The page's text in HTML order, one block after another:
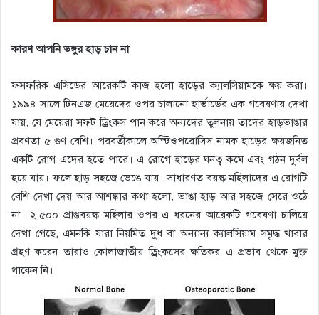
কারণ আপনি ভঙ্গুর হাড় চান না
ফসফরিক এসিডের আরেকটি কাজ হলো হাড়ের ক্যালসিয়ামকে ক্ষয় করা।
১৯৯৪ সালে টিনএজ মেয়েদের ওপর চালানো হার্ভার্ডের এক গবেষণায় দেখা
যায়, যে মেয়েরা সফট ড্রিংকস পান করে অন্যদের তুলনায় তাদের হাড়ভাঙার
প্রবণতা ৫ গুণ বেশি। পরবর্তীকালে অস্টিওপরোসিস নামক হাড়ের ক্ষয়জনিত
একটি রোগ এদের হতে পারে। এ রোগে হাড়ের ঘনত্ব কমে এবং গঠন দুর্বল
হয়ে যায়। ফলে হাড় সহজে ভেঙে যায়। সাধারণত বয়স্ক মহিলাদের এ রোগটি
বেশি দেখা দেয় আর আশঙ্কার কথা হলো, ভাঙা হাড় আর সহজে সেরে ওঠে
না। ২,৫০০ প্রাপ্তবয়স্ক মহিলার ওপর এ ধরনের আরেকটি গবেষণা চালিয়ে
দেখা গেছে, এমনকি যারা নিয়মিত দুধ বা অন্যান্য ক্যালসিয়াম সমৃদ্ধ খাবার
গ্রহণ করেন তারাও কোলাজাতীয় ড্রিংকসের ক্ষতিকর এ প্রভাব থেকে মুক্ত
থাকেন নি।